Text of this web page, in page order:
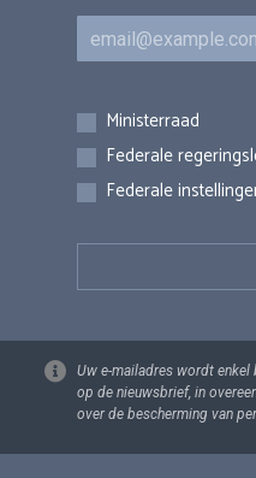
E-mail
Inschrijvingen
Ministerraad
Federale
Federale
Uw e-mailadres wordt
op de nieuwsbrief, in
over de bescherming van